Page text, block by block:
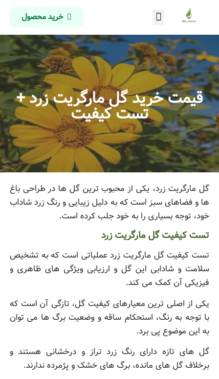
خرید محصول
قیمت خرید گل مارگریت زرد +
تست کیفیت
گل مارگریت زرد، یکی از محبوب ترین گل ها در طراحی باغ
ها و فضاهای سبز است که به دلیل زیبایی و رنگ زرد شاداب
خود، توجه بسیاری را به خود جلب کرده است.
تست کیفیت گل مارگریت زرد
تست کیفیت گل مارگریت زرد عملیاتی است که به تشخیص
سلامت و شادابی این گل و ارزیابی ویژگی های ظاهری و
فیزیکی آن کمک می کند.
یکی از اصلی ترین معیارهای کیفیت گل، تازگی آن است که
با توجه به رنگ، استحکام ساقه و وضعیت برگ ها می توان
به این موضوع پی برد.
گل های تازه دارای رنگ زرد تراز و درخشانی هستند و
برخلاف گل های مانده، برگ های خشک و پژمرده ندارند.